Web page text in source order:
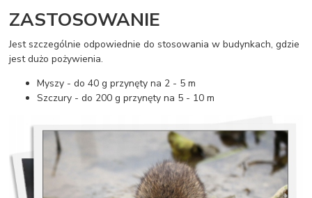
ZASTOSOWANIE
Jest szczególnie odpowiednie do stosowania w budynkach, gdzie
jest dużo pożywienia.
Myszy - do 40 g przynęty na 2 - 5 m
Szczury - do 200 g przynęty na 5 - 10 m